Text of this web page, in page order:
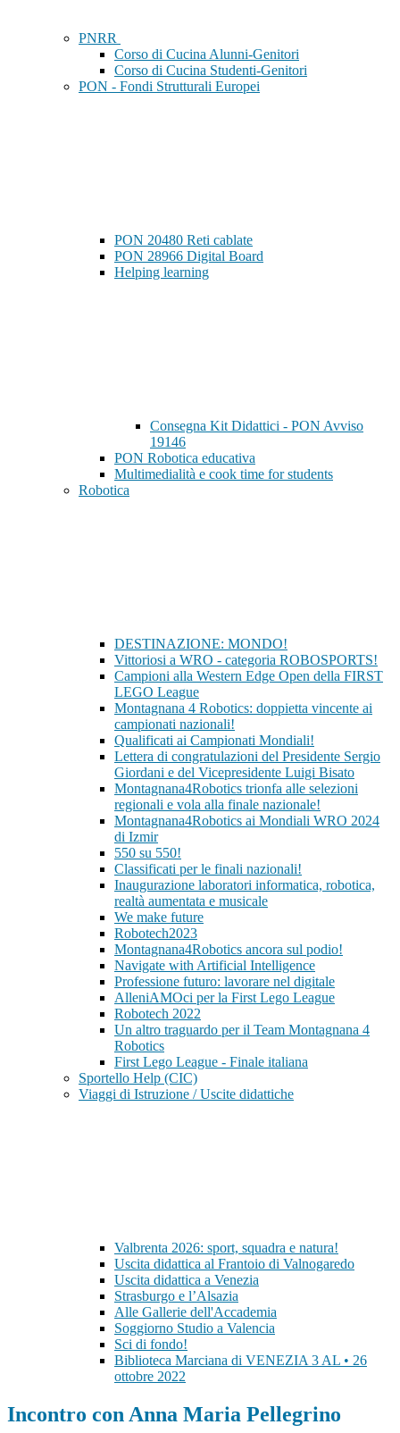
PNRR
Corso di Cucina Alunni-Genitori
Corso di Cucina Studenti-Genitori
PON - Fondi Strutturali Europei
PON 20480 Reti cablate
PON 28966 Digital Board
Helping learning
Consegna Kit Didattici - PON Avviso
19146
PON Robotica educativa
Multimedialità e cook time for students
Robotica
DESTINAZIONE: MONDO!
Vittoriosi a WRO - categoria ROBOSPORTS!
Campioni alla Western Edge Open della FIRST
LEGO League
Montagnana 4 Robotics: doppietta vincente ai
campionati nazionali!
Qualificati ai Campionati Mondiali!
Lettera di congratulazioni del Presidente Sergio
Giordani e del Vicepresidente Luigi Bisato
Montagnana4Robotics trionfa alle selezioni
regionali e vola alla finale nazionale!
Montagnana4Robotics ai Mondiali WRO 2024
di Izmir
550 su 550!
Classificati per le finali nazionali!
Inaugurazione laboratori informatica, robotica,
realtà aumentata e musicale
We make future
Robotech2023
Montagnana4Robotics ancora sul podio!
Navigate with Artificial Intelligence
Professione futuro: lavorare nel digitale
AlleniAMOci per la First Lego League
Robotech 2022
Un altro traguardo per il Team Montagnana 4
Robotics
First Lego League - Finale italiana
Sportello Help (CIC)
Viaggi di Istruzione / Uscite didattiche
Valbrenta 2026: sport, squadra e natura!
Uscita didattica al Frantoio di Valnogaredo
Uscita didattica a Venezia
Strasburgo e l’Alsazia
Alle Gallerie dell'Accademia
Soggiorno Studio a Valencia
Sci di fondo!
Biblioteca Marciana di VENEZIA 3 AL • 26
ottobre 2022
Incontro con Anna Maria Pellegrino